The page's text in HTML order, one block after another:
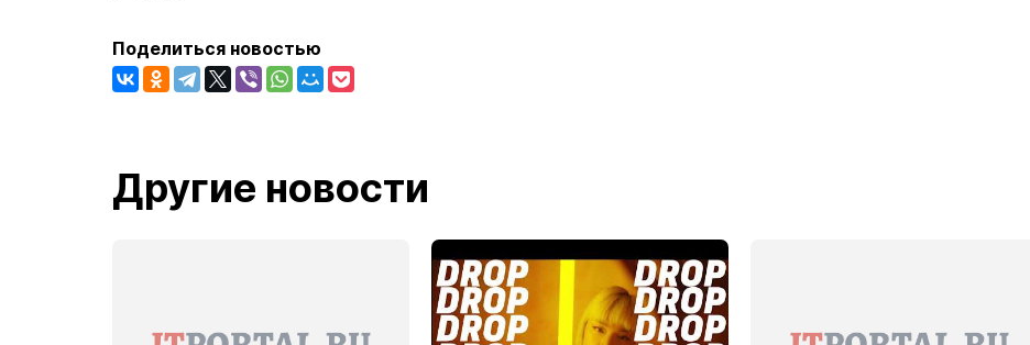
Поделиться новостью
Другие новости